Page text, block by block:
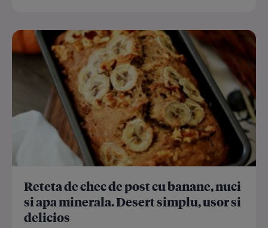
Reteta de chec de post cu banane, nuci
si apa minerala. Desert simplu, usor si
delicios